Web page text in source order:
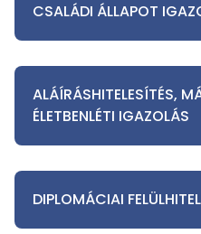
CSALÁDI ÁLLAPOT
ALÁÍRÁSHITELESÍTÉS,
ÉLETBENLÉTI IGAZOLÁS
DIPLOMÁCIAI